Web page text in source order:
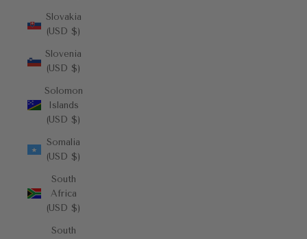
Slovakia
(USD $)
Slovenia
(USD $)
Solomon
Islands
(USD $)
Somalia
(USD $)
South
Africa
(USD $)
South